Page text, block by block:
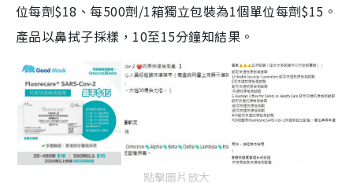
位每劑$18、每500劑/1箱獨立包裝為1個單位每劑$15。
產品以鼻拭子採樣，10至15分鐘知結果。
點擊圖片放大